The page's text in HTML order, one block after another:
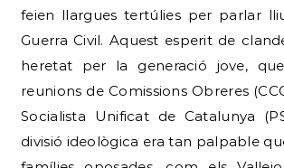
feien llargues tertúlies per parlar
Guerra Civil. Aquest esperit de
heretat per la generació jove,
reunions de Comissions Obreres
Socialista Unificat de Catalunya
divisió ideològica era tan palpable